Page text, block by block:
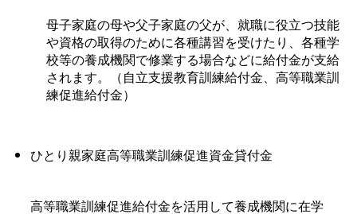
母子家庭の母や父子家庭の父が、就職に役立つ技能
や資格の取得のために各種講習を受けたり、各種学
校等の養成機関で修業する場合などに給付金が支給
されます。（自立支援教育訓練給付金、高等職業訓
練促進給付金）
ひとり親家庭高等職業訓練促進資金貸付金
高等職業訓練促進給付金を活用して養成機関に在学